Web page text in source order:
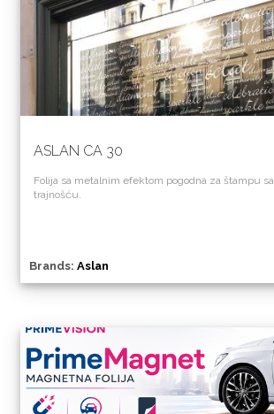
ASLAN CA 30
Folija sa metalnim efektom pogodna za štampu
trajnošću.
Brands: Aslan